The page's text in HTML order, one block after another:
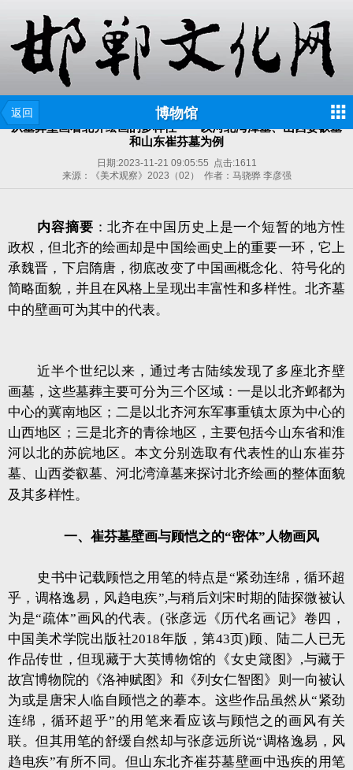
返回 博物馆
从墓葬壁画看北齐绘画的多样性——以河北湾漳墓、山西娄叡墓
和山东崔芬墓为例
日期:2023-11-21 09:05:55 点击:1611
来源：《美术观察》2023（02） 作者：马骁骅 李彦强
内容摘要 ：北齐在中国历史上是一个短暂的地方性
政权，但北齐的绘画却是中国绘画史上的重要一环，它上
承魏晋，下启隋唐，彻底改变了中国画概念化、符号化的
简略面貌，并且在风格上呈现出丰富性和多样性。北齐墓
中的壁画可为其中的代表。
近半个世纪以来，通过考古陆续发现了多座北齐壁
画墓，这些墓葬主要可分为三个区域：一是以北齐邺都为
中心的冀南地区；二是以北齐河东军事重镇太原为中心的
山西地区；三是北齐的青徐地区，主要包括今山东省和淮
河以北的苏皖地区。本文分别选取有代表性的山东崔芬
墓、山西娄叡墓、河北湾漳墓来探讨北齐绘画的整体面貌
及其多样性。
一、崔芬墓壁画与顾恺之的“密体”人物画风
史书中记载顾恺之用笔的特点是“紧劲连绵，循环超
乎，调格逸易，风趋电疾”,与稍后刘宋时期的陆探微被认
为是“疏体”画风的代表。(张彦远《历代名画记》卷四，
中国美术学院出版社2018年版，第43页)顾、陆二人已无
作品传世，但现藏于大英博物馆的《女史箴图》,与藏于
故宫博物院的《洛神赋图》和《列女仁智图》则一向被认
为或是唐宋人临自顾恺之的摹本。这些作品虽然从“紧劲
连绵，循环超乎”的用笔来看应该与顾恺之的画风有关
联。但其用笔的舒缓自然却与张彦远所说“调格逸易，风
趋电疾”有所不同。但山东北齐崔芬墓壁画中迅疾的用笔